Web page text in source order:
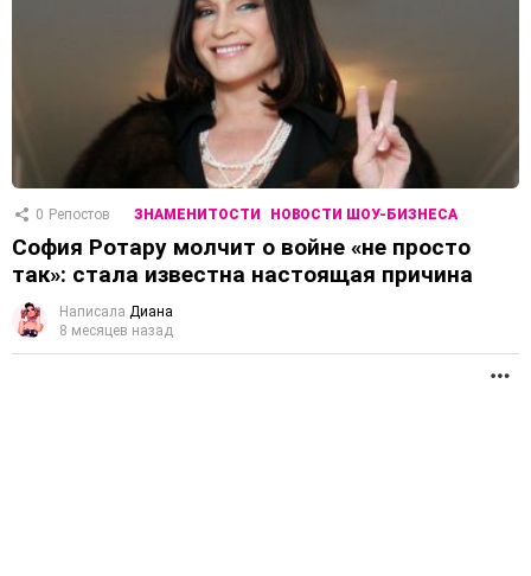
0 Репостов ЗНАМЕНИТОСТИ НОВОСТИ ШОУ-БИЗНЕСА
София Ротару молчит о войне «не просто
так»: стала известна настоящая причина
Написала Диана
8 месяцев назад